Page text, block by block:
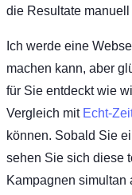
die Resultate
Ich werde eine
machen kann, aber
für Sie entdeckt wie
Vergleich mit Echt-
können. Sobald Sie
sehen Sie sich diese
Kampagnen simultan